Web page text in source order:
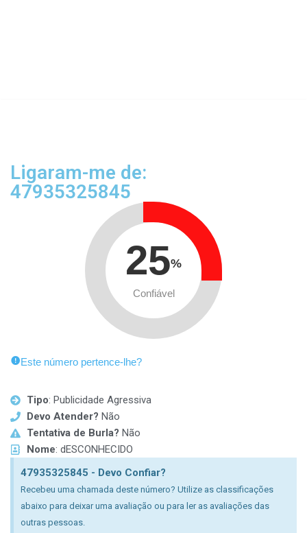
Ligaram-me de:
47935325845
25%
Confiável
Este número pertence-lhe?
Tipo: Publicidade Agressiva
Devo Atender? Não
Tentativa de Burla? Não
Nome: dESCONHECIDO
47935325845 - Devo Confiar?
Recebeu uma chamada deste número? Utilize as classificações
abaixo para deixar uma avaliação ou para ler as avaliações das
outras pessoas.